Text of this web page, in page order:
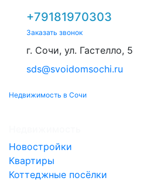
+79181970303
Заказать звонок
г. Сочи, ул. Гастелло, 5
sds@svoidomsochi.ru
Недвижимость в Сочи
Новостройки
Квартиры
Коттеджные посёлки